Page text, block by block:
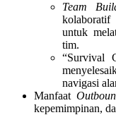
Team
untuk
tim.
“Survival
navigasi
Manfaat
kepemimpinan,